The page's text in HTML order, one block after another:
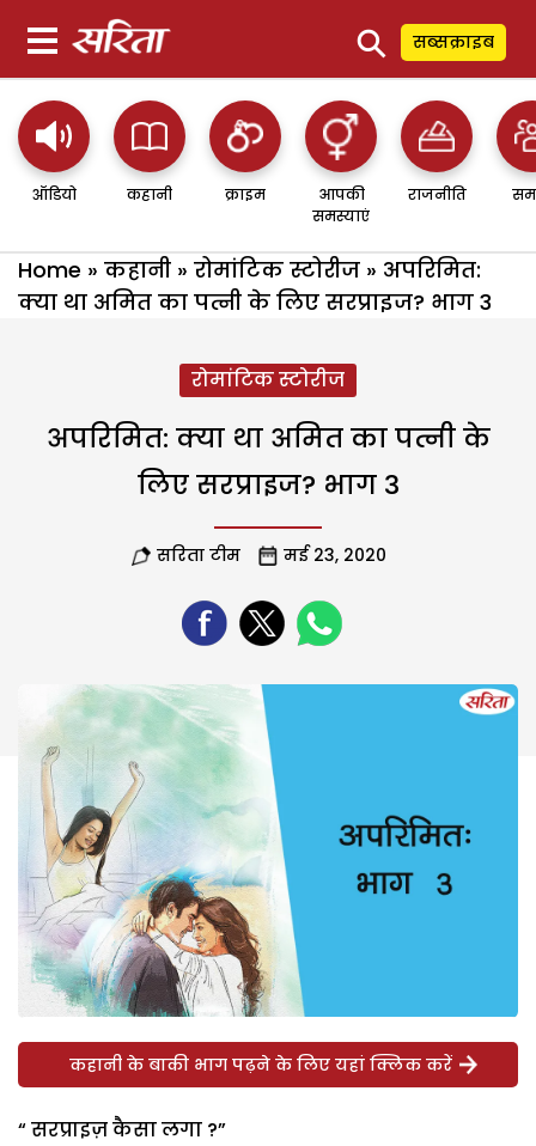
⚲ सब्सक्राइब
ऑडियो कहानी क्राइम
आपकी
समस्याएं
राजनीति
Home » कहानी » रोमांटिक स्टोरीज » अपरिमित:
क्या था अमित का पत्नी के लिए सरप्राइज? भाग 3
रोमांटिक स्टोरीज
अपरिमित: क्या था अमित का पत्नी के
लिए सरप्राइज? भाग 3
सरिता टीम मई 23, 2020
कहानी के बाकी भाग पढ़ने के लिए यहां क्लिक करें
“ सरप्राइज़ कैसा लगा ?”